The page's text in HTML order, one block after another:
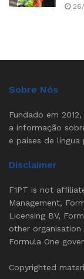
26/
Sobre Nós
Fundado em
a informação
e países de língua
Disclaimer
F1PT is not
Management,
Licensing BV,
other
Formula One
Copyrighted